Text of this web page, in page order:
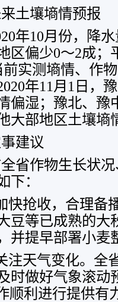
壤墒情预报
10月份，降水
区偏少0～2成；
实测墒情、作
年11月1日，
偏湿；豫北、
大部地区土壤墒
建议
作物生长状况
下：
抢收，合理备
豆等已成熟的大
并提早部署小麦
天气变化。全
时做好气象滚动
顺利进行提供有